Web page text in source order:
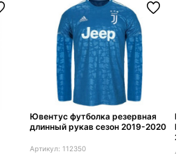
Ювентус футболка резервная
длинный рукав сезон 2019-2020
112350